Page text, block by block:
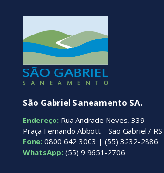
São Gabriel Saneamento SA.
Endereço: Rua Andrade Neves, 339
Praça Fernando Abbott – São Gabriel / RS
Fone: 0800 642 3003 | (55) 3232-2886
WhatsApp: (55) 9 9651-2706